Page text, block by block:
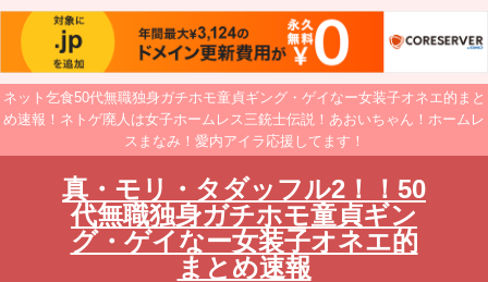
ネット乞食50代無職独身ガチホモ童貞ギング・ゲイなー女装子オネエ的まと
め速報！ネトゲ廃人は女子ホームレス三銃士伝説！あおいちゃん！ホームレ
スまなみ！愛内アイラ応援してます！
真・モリ・タダッフル2！！50
代無職独身ガチホモ童貞ギン
グ・ゲイなー女装子オネエ的
まとめ速報